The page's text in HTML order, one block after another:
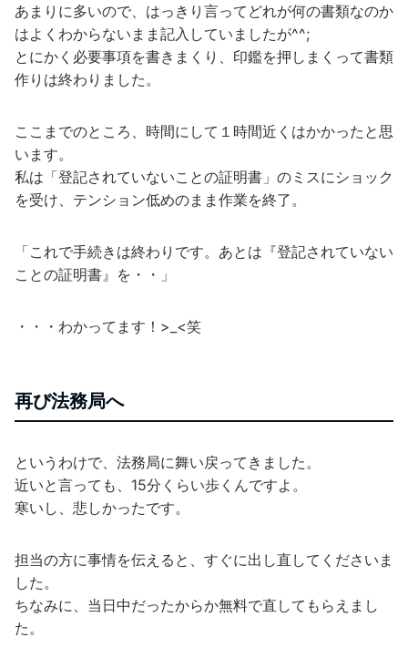
あまりに多いので、はっきり言ってどれが何の書類なのか
はよくわからないまま記入していましたが^^;
とにかく必要事項を書きまくり、印鑑を押しまくって書類
作りは終わりました。
ここまでのところ、時間にして１時間近くはかかったと思
います。
私は「登記されていないことの証明書」のミスにショック
を受け、テンション低めのまま作業を終了。
「これで手続きは終わりです。あとは『登記されていない
ことの証明書』を・・」
・・・わかってます！>_<笑
再び法務局へ
というわけで、法務局に舞い戻ってきました。
近いと言っても、15分くらい歩くんですよ。
寒いし、悲しかったです。
担当の方に事情を伝えると、すぐに出し直してくださいま
した。
ちなみに、当日中だったからか無料で直してもらえまし
た。